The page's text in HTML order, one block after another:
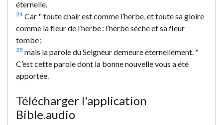
éternelle.
24 Car " toute chair est comme l’herbe, et toute sa gloire
comme la fleur de l’herbe : l’herbe sèche et sa fleur
tombe ;
25 mais la parole du Seigneur demeure éternellement. "
C’est cette parole dont la bonne nouvelle vous a été
apportée.
Télécharger l'application
Bible.audio